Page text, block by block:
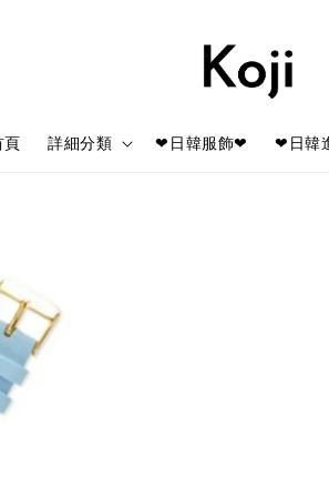
頁 詳細分類 ❤日韓服飾❤ ❤日韓